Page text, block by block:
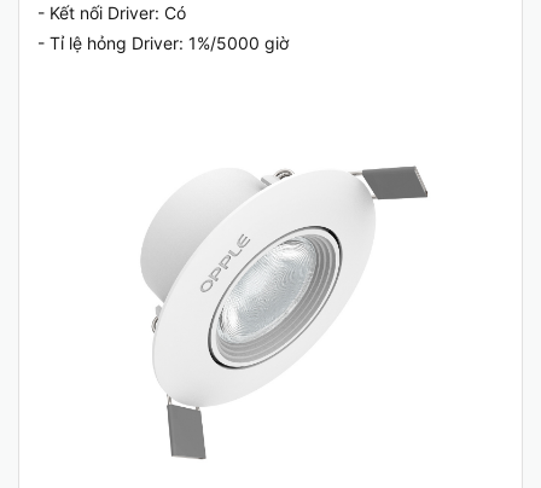
- Kết nối Driver: Có
- Tỉ lệ hỏng Driver: 1%/5000 giờ